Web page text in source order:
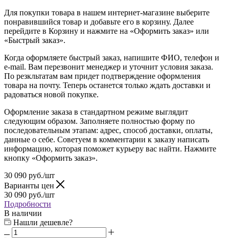
Для покупки товара в нашем интернет-магазине выберите
понравившийся товар и добавьте его в корзину. Далее
перейдите в Корзину и нажмите на «Оформить заказ» или
«Быстрый заказ».
Когда оформляете быстрый заказ, напишите ФИО, телефон и
e-mail. Вам перезвонит менеджер и уточнит условия заказа.
По резкльтатам вам придет подтверждение оформления
товара на почту. Теперь останется только ждать доставки и
радоваться новой покупке.
Оформление заказа в стандартном режиме выглядит
следующим образом. Заполняете полностью форму по
последовательным этапам: адрес, способ доставки, оплаты,
данные о себе. Советуем в комментарии к заказу написать
информацию, которая поможет курьеру вас найти. Нажмите
кнопку «Оформить заказ».
30 090 руб./шт
Варианты цен
30 090 руб./шт
Подробности
В наличии
Нашли дешевле?